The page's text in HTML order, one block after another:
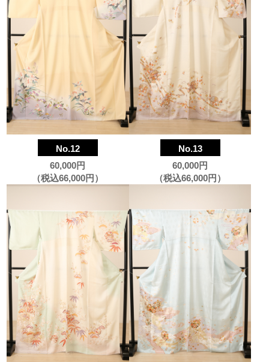
No.12
60,000円
（税込66,000円）
No.13
60,000円
（税込66,000円）